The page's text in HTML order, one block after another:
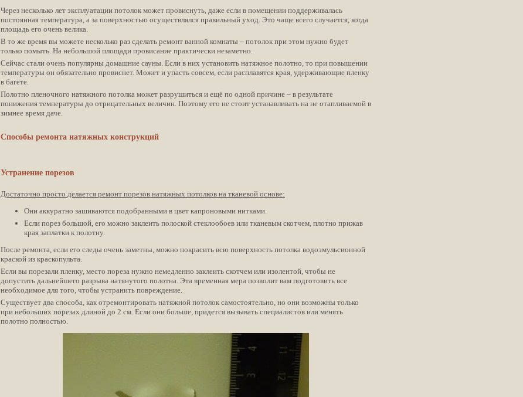
Через несколько лет эксплуатации потолок может провиснуть, даже если в помещении поддерживалась
постоянная температура, а за поверхностью осуществлялся правильный уход. Это чаще всего случается, когда
площадь его очень велика.
В то же время вы можете несколько раз сделать ремонт ванной комнаты – потолок при этом нужно будет
только помыть. На небольшой площади провисание практически незаметно.
Сейчас стали очень популярны домашние сауны. Если в них установить натяжное полотно, то при повышении
температуры он обязательно провиснет. Может и упасть совсем, если расплавятся края, удерживающие пленку
в багете.
Полотно пленочного натяжного потолка может разрушиться и ещё по одной причине – в результате
понижения температуры до отрицательных величин. Поэтому его не стоит устанавливать на не отапливаемой в
зимнее время даче.
Способы ремонта натяжных конструкций
Устранение порезов
Достаточно просто делается ремонт порезов натяжных потолков на тканевой основе:
Они аккуратно зашиваются подобранными в цвет капроновыми нитками.
Если порез большой, его можно заклеить полоской стеклообоев или тканевым скотчем, плотно прижав
края заплатки к полотну.
После ремонта, если его следы очень заметны, можно покрасить всю поверхность потолка водоэмульсионной
краской из краскопульта.
Если вы порезали пленку, место пореза нужно немедленно заклеить скотчем или изолентой, чтобы не
допустить дальнейшего разрыва натянутого полотна. Эта временная мера позволит вам подготовить все
необходимое для того, чтобы устранить повреждение.
Существует два способа, как отремонтировать натяжной потолок самостоятельно, но они возможны только
при небольших порезах длиной до 2 см. Если они больше, придется вызывать специалистов или менять
полотно полностью.